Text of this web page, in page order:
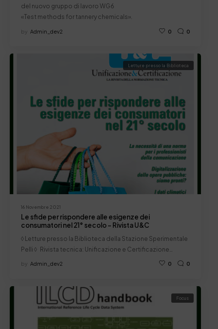
del nuovo gruppo di lavoro WG6
«Test methods for tannery chemicals».
by Admin_dev2 0 0
16 Novembre 2021
Letture presso la Biblioteca
Le sfide per rispondere alle esigenze dei
consumatori nel 21° secolo – Rivista U&C
◊ Letture presso la Biblioteca della Stazione Sperimentale
Pelli ◊ Rivista tecnica: Unificazione e Certificazione…
by Admin_dev2 0 0
Focus